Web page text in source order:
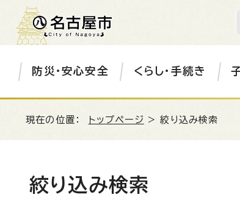
防災・安心安全 くらし・手続き
現在の位置： トップページ > 絞り込み検索
絞り込み検索